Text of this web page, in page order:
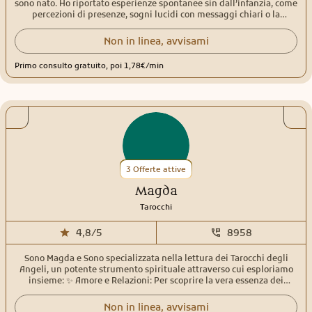
sono nato. Ho riportato esperienze spontanee sin dall’infanzia, come
percezioni di presenze, sogni lucidi con messaggi chiari o la
esperienze precoci hanno plasmato il mio percorso, portandomi a
comprendere e affinare il mio dono per metterlo al servizio degli
supportoLe persone che si rivolgono a me possono aspettarsi
empatia, verità, comprensione, supporto e consigli pratici per
esplorare vari temi come amore, famiglia, lavoro e finanza, fornendo
risposte e orientamento per risolvere preoccupazioni e chiarire
pensieri. Il mio approccio è Il mio approccio è guidato dalla volontà
di offrirti una guida autentica e costruttiva per il tuo benessere.
Non in linea, avvisami
Primo consulto gratuito, poi 1,78€/min
3 Offerte attive
Magda
Tarocchi
4,8/5 8958
Sono Magda e Sono specializzata nella lettura dei Tarocchi degli
Angeli, un potente strumento spirituale attraverso cui esploriamo
insieme: ✨ Amore e Relazioni: Per scoprire la vera essenza dei
i legami che ci uniscono. ✨ Carriera e Realizzazione Personale: Per
Non in linea, avvisami